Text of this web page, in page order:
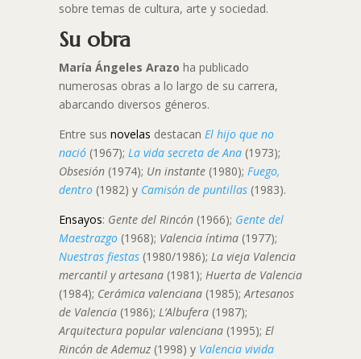
sobre temas de cultura, arte y sociedad.
Su obra
María Ángeles Arazo ha publicado
numerosas obras a lo largo de su carrera,
abarcando diversos géneros.
Entre sus novelas destacan El hijo que no
nació (1967); La vida secreta de Ana(1973);
Obsesión(1974); Un instante(1980); Fuego,
dentro(1982) y Camisón de puntillas(1983).
Ensayos: Gente del Rincón(1966); Gente del
Maestrazgo(1968); Valencia íntima(1977);
Nuestras fiestas(1980/1986); La vieja Valencia
mercantil y artesana(1981); Huerta de Valencia
(1984); Cerámica valenciana(1985);Artesanos
de Valencia(1986); L’Albufera(1987);
Arquitectura popular valenciana(1995); El
Rincón de Ademuz(1998) y Valencia vivida